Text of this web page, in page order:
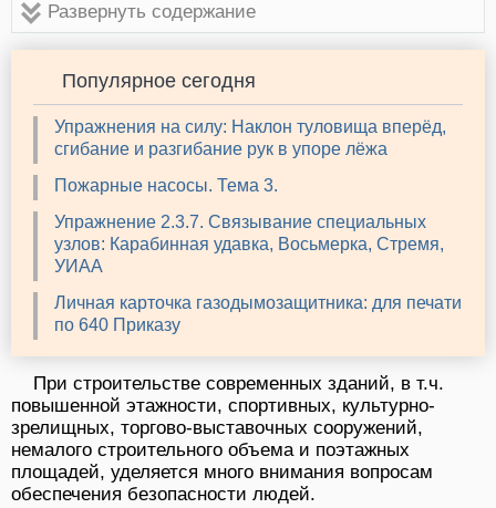
Развернуть содержание
Популярное сегодня
Упражнения на силу: Наклон туловища вперёд,
сгибание и разгибание рук в упоре лёжа
Пожарные насосы. Тема 3.
Упражнение 2.3.7. Связывание специальных
узлов: Карабинная удавка, Восьмерка, Стремя,
УИАА
Личная карточка газодымозащитника: для печати
по 640 Приказу
При строительстве современных зданий, в т.ч.
повышенной этажности, спортивных, культурно-
зрелищных, торгово-выставочных сооружений,
немалого строительного объема и поэтажных
площадей, уделяется много внимания вопросам
обеспечения безопасности людей.